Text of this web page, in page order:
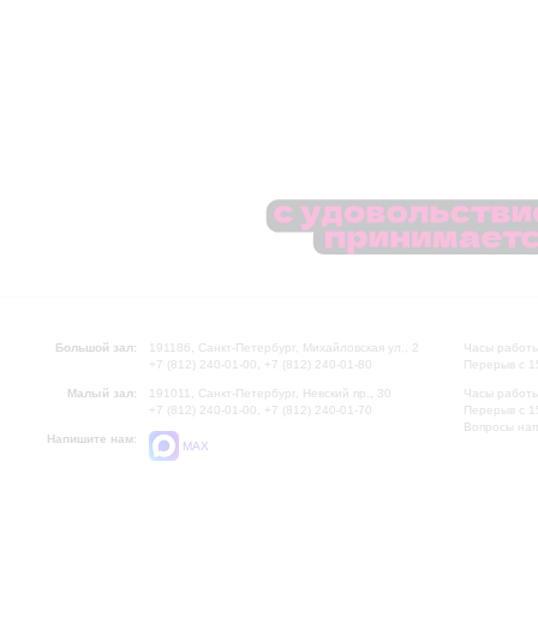
Большой зал:
191186, Санкт-Петербург, Михайловская ул., 2
+7 (812) 240-01-00, +7 (812) 240-01-80
Малый зал:
191011, Санкт-Петербург, Невский пр., 30
+7 (812) 240-01-00, +7 (812) 240-01-70
Напишите нам:
MAX
Часы
Перерыв с
Часы
Перерыв с
Вопросы